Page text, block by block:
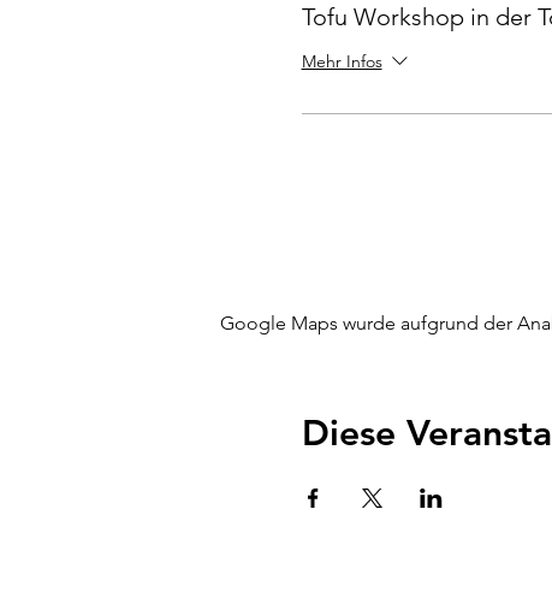
Tofu Workshop in der
Mehr Infos
Google Maps wurde aufgrund der
Diese